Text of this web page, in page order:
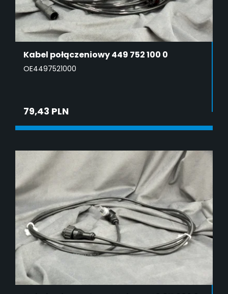
Kabel połączeniowy 449 752 100 0
OE4497521000
79,43 PLN